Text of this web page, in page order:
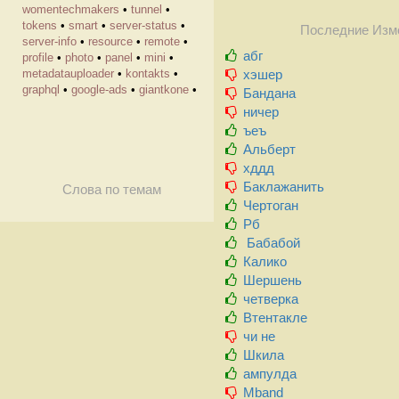
womentechmakers • tunnel •
tokens • smart • server-status •
server-info • resource • remote •
profile • photo • panel • mini •
metadatauploader • kontakts •
graphql • google-ads • giantkone •
Слова по темам
Последние
абг
хэшер
Бандана
ничер
ъеъ
Альберт
хддд
Баклажанить
Чертоган
Рб
Бабабой
Калико
Шершень
четверка
Втентакле
чи не
Шкила
ампулда
Mband